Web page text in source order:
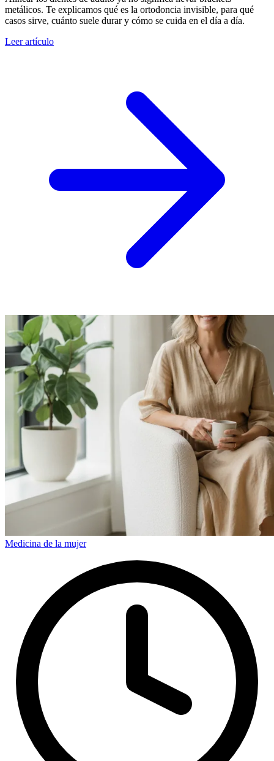
metálicos. Te explicamos qué es la ortodoncia invisible, para qué
casos sirve, cuánto suele durar y cómo se cuida en el día a día.
Leer artículo
Medicina de la mujer